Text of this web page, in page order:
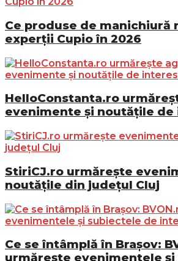
Ce produse de manichiură
experții Cupio în 2026
HelloConstanta.ro
evenimente și noutățile de
StiriCJ.ro urmărește
noutățile din județul Cluj
Ce se întâmplă în Brașov:
urmărește evenimentele